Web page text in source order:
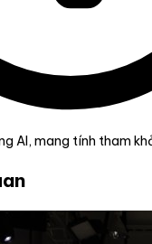
AI, mang tính tham